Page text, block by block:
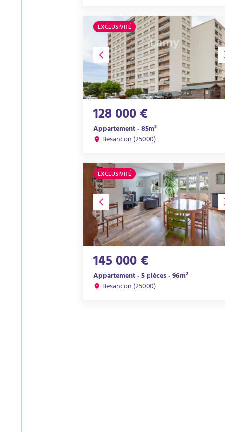
EXCLUSIVITÉ
128 000 €
Appartement · 85m²
Besancon (25000)
EXCLUSIVITÉ
145 000 €
Appartement · 5 pièces · 96m²
Besancon (25000)